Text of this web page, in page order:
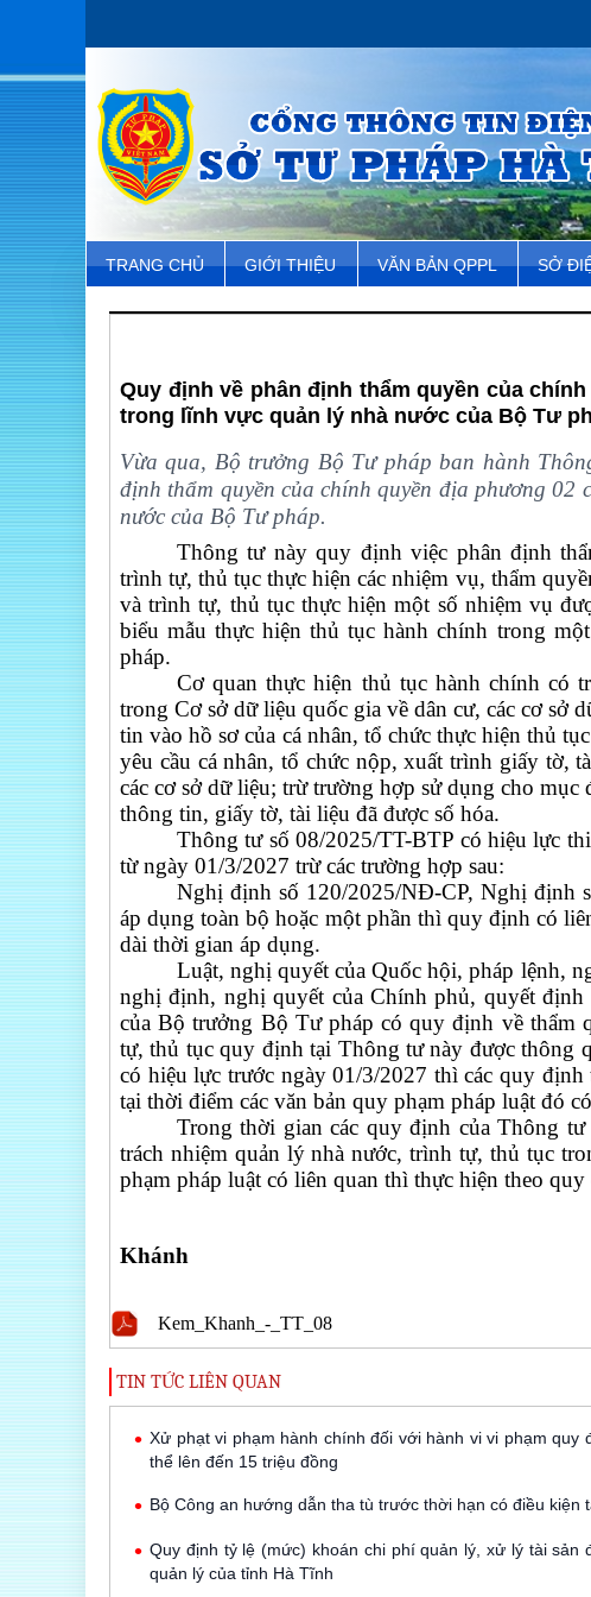
TRANG CHỦ GIỚI THIỆU VĂN BẢN QPPL SỞ
Quy định về phân định thẩm quyền của
trong lĩnh vực quản lý nhà nước của Bộ Tư
Vừa qua, Bộ trưởng Bộ Tư pháp ban hành
định thẩm quyền của chính quyền địa phương
nước của Bộ Tư pháp.
Thông tư này quy định việc phân định
trình tự, thủ tục thực hiện các nhiệm vụ, thẩm
và trình tự, thủ tục thực hiện một số nhiệm vụ
biểu mẫu thực hiện thủ tục hành chính trong
pháp.
Cơ quan thực hiện thủ tục hành chính có
trong Cơ sở dữ liệu quốc gia về dân cư, các cơ sở
tin vào hồ sơ của cá nhân, tổ chức thực hiện thủ
yêu cầu cá nhân, tổ chức nộp, xuất trình giấy tờ,
các cơ sở dữ liệu; trừ trường hợp sử dụng cho
thông tin, giấy tờ, tài liệu đã được số hóa.
Thông tư số 08/2025/TT-BTP có hiệu lực
từ ngày 01/3/2027 trừ các trường hợp sau:
Nghị định số 120/2025/NĐ-CP, Nghị định
áp dụng toàn bộ hoặc một phần thì quy định có
dài thời gian áp dụng.
Luật, nghị quyết của Quốc hội, pháp lệnh,
nghị định, nghị quyết của Chính phủ, quyết
của Bộ trưởng Bộ Tư pháp có quy định về thẩm
tự, thủ tục quy định tại Thông tư này được thông
có hiệu lực trước ngày 01/3/2027 thì các quy
tại thời điểm các văn bản quy phạm pháp luật đó
Trong thời gian các quy định của Thông
trách nhiệm quản lý nhà nước, trình tự, thủ tục
phạm pháp luật có liên quan thì thực hiện theo
Khánh
Kem_Khanh_-_TT_08
TIN TỨC LIÊN QUAN
Xử phạt vi phạm hành chính đối với hành vi vi phạm
thể lên đến 15 triệu đồng
Bộ Công an hướng dẫn tha tù trước thời hạn có điều kiện
Quy định tỷ lệ (mức) khoán chi phí quản lý, xử lý tài
quản lý của tỉnh Hà Tĩnh